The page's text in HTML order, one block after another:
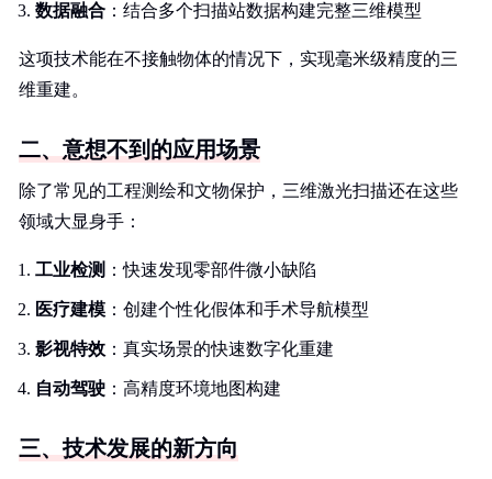
数据融合 ：结合多个扫描站数据构建完整三维模型
这项技术能在不接触物体的情况下，实现毫米级精度的三
维重建。
二、意想不到的应用场景
除了常见的工程测绘和文物保护，三维激光扫描还在这些
领域大显身手：
工业检测 ：快速发现零部件微小缺陷
医疗建模 ：创建个性化假体和手术导航模型
影视特效 ：真实场景的快速数字化重建
自动驾驶 ：高精度环境地图构建
三、技术发展的新方向